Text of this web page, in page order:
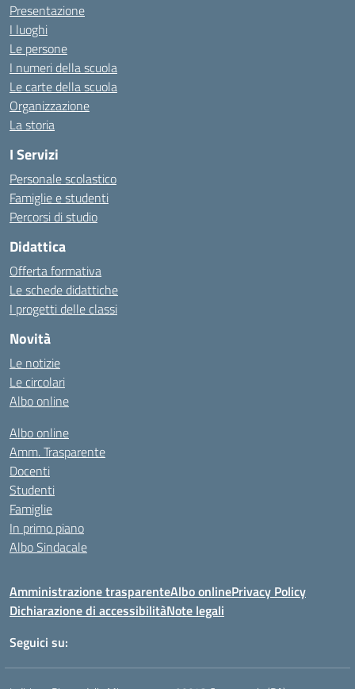
Presentazione
I luoghi
Le persone
I numeri della scuola
Le carte della scuola
Organizzazione
La storia
I Servizi
Personale scolastico
Famiglie e studenti
Percorsi di studio
Didattica
Offerta formativa
Le schede didattiche
I progetti delle classi
Novità
Le notizie
Le circolari
Albo online
Albo online
Amm. Trasparente
Docenti
Studenti
Famiglie
In primo piano
Albo Sindacale
Amministrazione trasparenteAlbo onlinePrivacy Policy
Dichiarazione di accessibilitàNote legali
Seguici su: